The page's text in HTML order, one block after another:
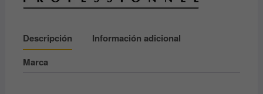
Descripción
Información adicional
Marca